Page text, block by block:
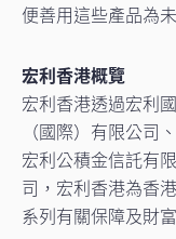
便善用這些產品為
宏利香港概覽
宏利香港透過宏利
（國際）有限公司
宏利公積金信託有
司，宏利香港為香
系列有關保障及財